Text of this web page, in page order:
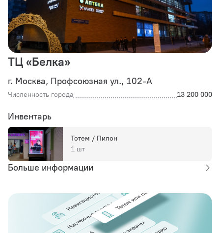
Инвентарь
Тотем / Пилон
1 шт
ТЦ «Белка»
г. Москва, Профсоюзная ул., 102-А
Численность города 13 200 000
Больше информации